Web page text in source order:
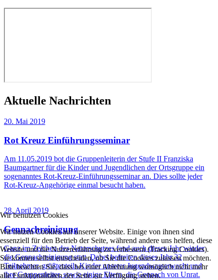
Aktuelle Nachrichten
20. Mai 2019
Rot Kreuz Einführungsseminar
Am 11.05.2019 bot die Gruppenleiterin der Stufe II Franziska
Baumgartner für die Kinder und Jugendlichen der Ortsgruppe ein
sogenanntes Rot-Kreuz-Einführungsseminar an. Dies sollte jeder
Rot-Kreuz-Angehörige einmal besucht haben.
28. April 2019
Gennachreinigung
Ganz im Zeichen des Naturschutzes fand auch dieses Jahr wieder
die Gennachreinigung statt. Dabei befreiten dieses Jahr 32
Teilnehmer, größtenteils Kinder unserer Jugendwasserwacht und
ihre Gruppenleiter, sowie einige Eltern, die Gennach von Unrat.
Wir benutzen Cookies
Wir nutzen Cookies auf unserer Website. Einige von ihnen sind
essenziell für den Betrieb der Seite, während andere uns helfen, diese
Website und die Nutzererfahrung zu verbessern (Tracking Cookies).
Sie können selbst entscheiden, ob Sie die Cookies zulassen möchten.
Bitte beachten Sie, dass bei einer Ablehnung womöglich nicht mehr
alle Funktionalitäten der Seite zur Verfügung stehen.